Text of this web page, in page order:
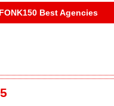
FONK150 Best Agencies